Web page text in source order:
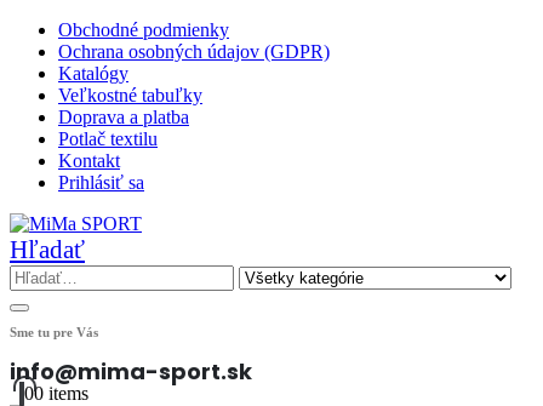
Obchodné podmienky
Ochrana osobných údajov (GDPR)
Katalógy
Veľkostné tabuľky
Doprava a platba
Potlač textilu
Kontakt
Prihlásiť sa
Hľadať
Sme tu pre Vás
info@mima-sport.sk
00 items